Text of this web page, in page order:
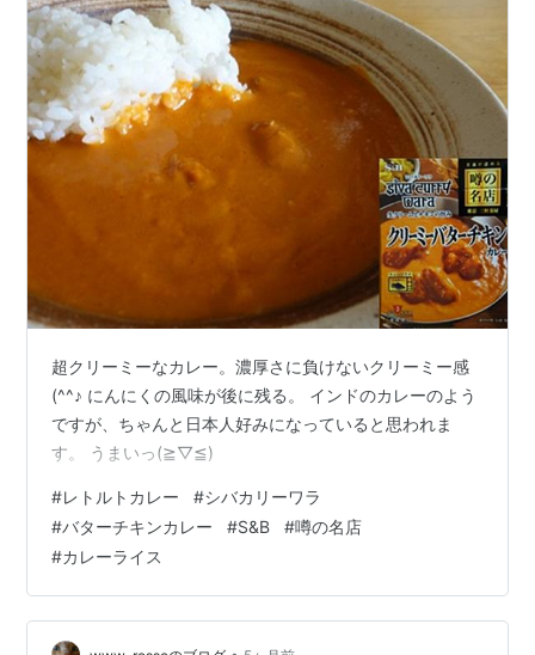
超クリーミーなカレー。濃厚さに負けないクリーミー感
(^^♪ にんにくの風味が後に残る。 インドのカレーのよう
ですが、ちゃんと日本人好みになっていると思われま
す。 うまいっ(≧▽≦)
#レトルトカレー #シバカリーワラ
#バターチキンカレー #S&B #噂の名店
#カレーライス